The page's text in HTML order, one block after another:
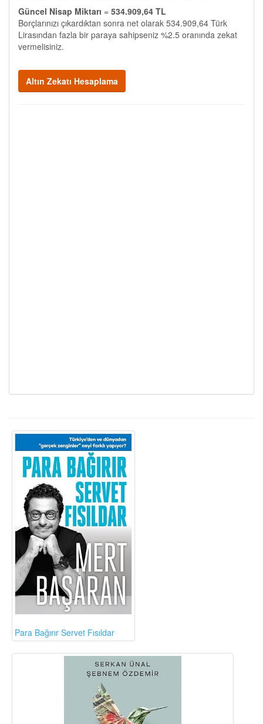
Güncel Nisap Miktarı = 534.909,64 TL
Borçlarınızı çıkardıktan sonra net olarak 534.909,64 Türk
Lirasından fazla bir paraya sahipseniz %2.5 oranında zekat
vermelisiniz.
Altın Zekatı Hesaplama
Para Bağırır Servet Fısıldar